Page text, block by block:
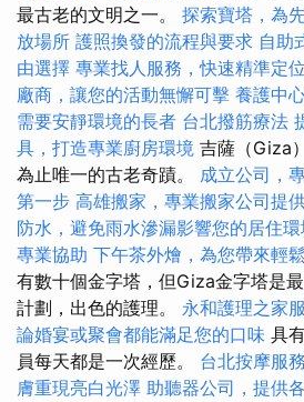
最古老的文明之一。 探索寶塔，為
放場所 護照換發的流程與要求 自助
由選擇 專業找人服務，快速精準定
廠商，讓您的活動無懈可擊 養護中
需要安靜環境的長者 台北撥筋療法
具，打造專業廚房環境 吉薩（Giza
為止唯一的古老奇蹟。 成立公司，
第一步 高雄搬家，專業搬家公司提
防水，避免雨水滲漏影響您的居住
專業協助 下午茶外燴，為您帶來輕
有數十個金字塔，但Giza金字塔是
計劃，出色的護理。 永和護理之家
論婚宴或聚會都能滿足您的口味 具
員每天都是一次經歷。 台北按摩服務
膚重現亮白光澤 助聽器公司，提供